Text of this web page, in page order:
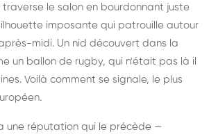
traverse le salon en bourdonnant juste
imposante qui patrouille autour
midi. Un nid découvert dans la
un ballon de rugby, qui n'était pas là il
Voilà comment se signale, le plus
une réputation qui le précède —